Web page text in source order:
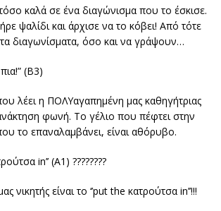
καλά σε ένα διαγώνισμα που το έσκισε.
ψαλίδι και άρχισε να το κόβει! Από τότε
διαγωνίσματα, όσο και να γράψουν…
(Β3)
λέει η ΠΟΛΥαγαπημένη μας καθηγήτριας
φωνή. Το γέλιο που πέφτει στην
το επαναλαμβάνει, είναι αθόρυβο.
in’’ (A1) ????????
νικητής είναι το ‘’put the κατρούτσα in’’!!!